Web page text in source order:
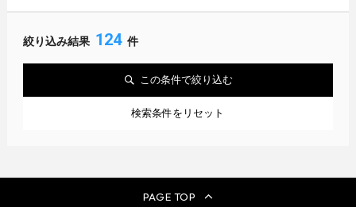
絞り込み結果 124 件
この条件で絞り込む
検索条件をリセット
PAGE TOP